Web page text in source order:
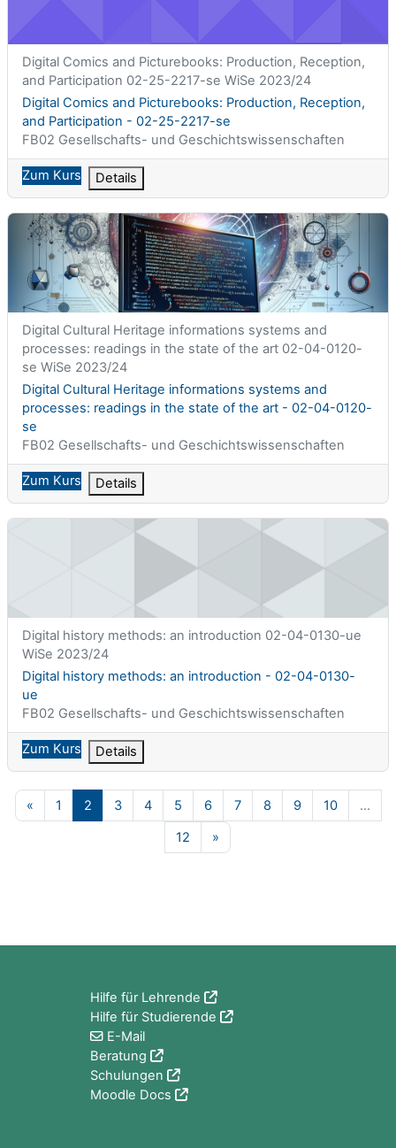
Kurzer Kursname
Digital Comics and Picturebooks: Production, Reception,
and Participation 02-25-2217-se WiSe 2023/24
Kursname
Digital Comics and Picturebooks: Production, Reception,
and Participation - 02-25-2217-se
Kursbereich
FB02 Gesellschafts- und Geschichtswissenschaften
Zum Kurs Details
Digital Cultural Heritage informations systems and
Kurzer Kursname
Digital Cultural Heritage informations systems and
processes: readings in the state of the art 02-04-0120-
se WiSe 2023/24
Kursname
Digital Cultural Heritage informations systems and
processes: readings in the state of the art - 02-04-0120-
se
Kursbereich
FB02 Gesellschafts- und Geschichtswissenschaften
Zum Kurs Details
Digital history methods: an introduction - 02-04-0130-ue
Kurzer Kursname
Digital history methods: an introduction 02-04-0130-ue
WiSe 2023/24
Kursname
Digital history methods: an introduction - 02-04-0130-
ue
Kursbereich
FB02 Gesellschafts- und Geschichtswissenschaften
Zum Kurs Details
«Vorherige Seite
1 Seite 1
2Seite 2
3Seite 3
4Seite 4
5Seite 5
6Seite 6
7Seite 7
8Seite 8
9Seite 9
10Seite 10
…
12 Seite 12
»
Hilfe für Lehrende
Hilfe für Studierende
E-Mail
Beratung
Schulungen
Moodle Docs